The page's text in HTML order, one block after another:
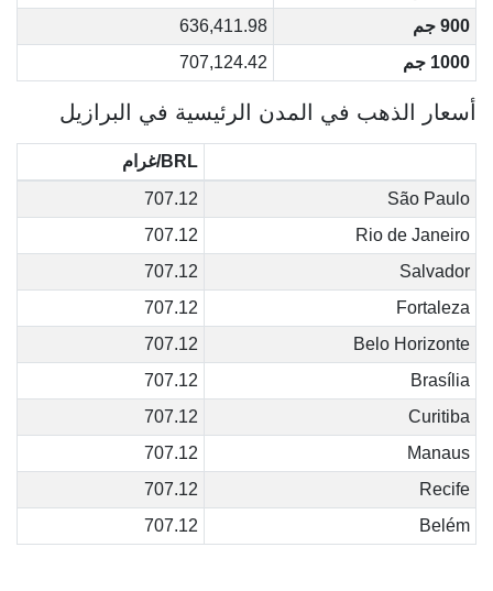
900 جم
636,411.98
1000 جم
707,124.42
أسعار الذهب في المدن الرئيسية في البرازيل
BRL/غرام
São Paulo
707.12
Rio de Janeiro
707.12
Salvador
707.12
Fortaleza
707.12
Belo Horizonte
707.12
Brasília
707.12
Curitiba
707.12
Manaus
707.12
Recife
707.12
Belém
707.12